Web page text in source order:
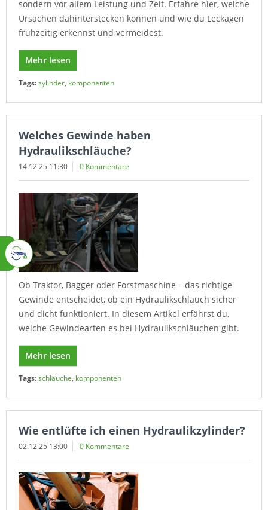
sondern vor allem Leistung und Zeit. Erfahre hier, welche
Ursachen dahinterstecken können und wie du Leckagen
frühzeitig erkennst und vermeidest.
Mehr lesen
Tags:zylinder, komponenten
Welches Gewinde haben
Hydraulikschläuche?
14.12.25 11:30 0 Kommentare
Ob Traktor, Bagger oder Forstmaschine – das richtige
Gewinde entscheidet, ob ein Hydraulikschlauch sicher
und dicht funktioniert. In diesem Artikel erfährst du,
welche Gewindearten es bei Hydraulikschläuchen gibt.
Mehr lesen
Tags:schläuche, komponenten
Wie entlüfte ich einen Hydraulikzylinder?
02.12.25 13:00 0 Kommentare